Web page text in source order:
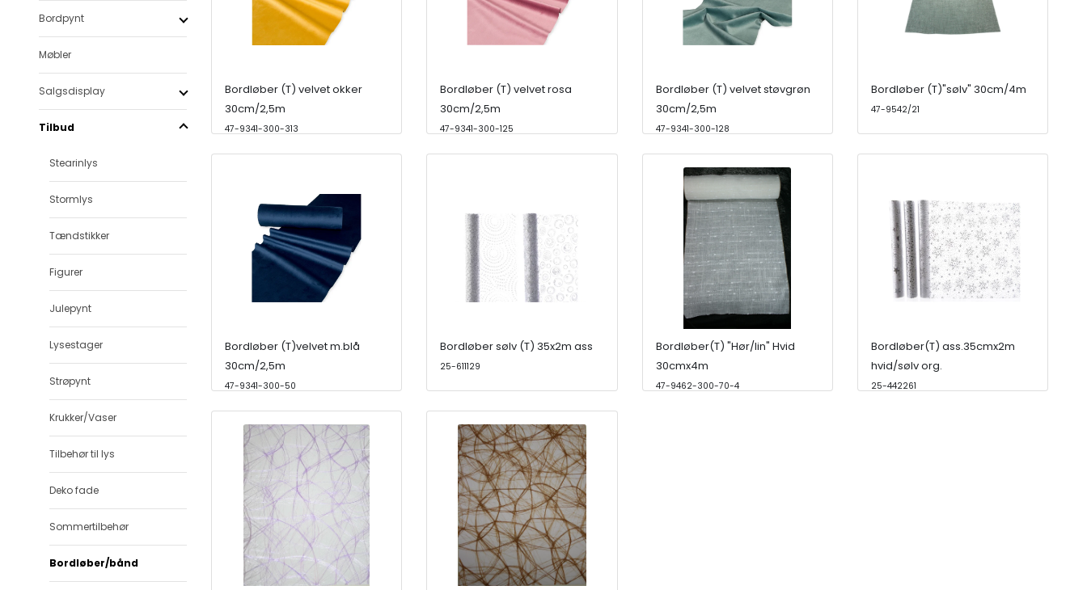
Bordpynt
Møbler
Salgsdisplay
Tilbud
Stearinlys
Stormlys
Tændstikker
Figurer
Julepynt
Lysestager
Strøpynt
Krukker/Vaser
Tilbehør til lys
Deko fade
Sommertilbehør
Bordløber/bånd
Bordløber (T) velvet okker
30cm/2,5m
47-9341-300-313
Bordløber (T) velvet rosa
30cm/2,5m
47-9341-300-125
Bordløber (T) velvet støvgrøn
30cm/2,5m
47-9341-300-128
Bordløber (T)"sølv" 30cm/4m
47-9542/21
Bordløber (T)velvet m.blå
30cm/2,5m
47-9341-300-50
Bordløber sølv (T) 35x2m ass
25-611129
Bordløber(T) "Hør/lin" Hvid
30cmx4m
47-9462-300-70-4
Bordløber(T) ass.35cmx2m
hvid/sølv org.
25-442261